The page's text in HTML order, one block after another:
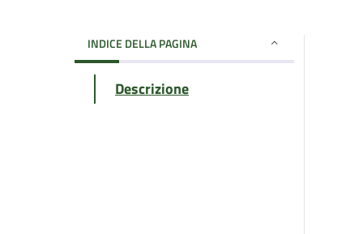
INDICE DELLA PAGINA
Descrizione